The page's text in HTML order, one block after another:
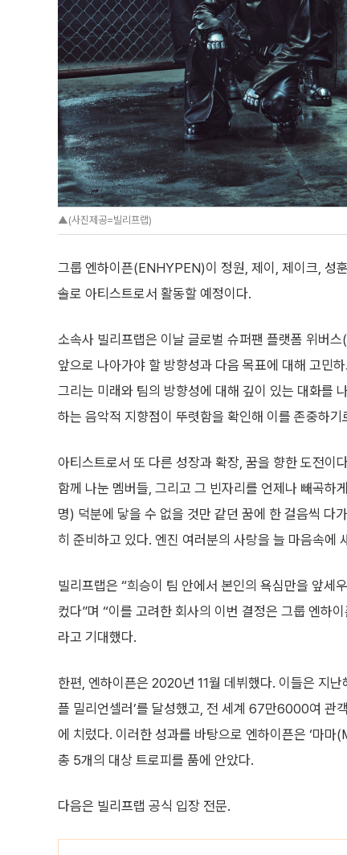
▲(사진제공=빌리프랩)
그룹 엔하이픈(ENHYPEN)이 정원, 제이, 제이크, 성
솔로 아티스트로서 활동할 예정이다.
소속사 빌리프랩은 이날 글로벌 슈퍼팬 플랫폼 위버
앞으로 나아가야 할 방향성과 다음 목표에 대해 고민
그리는 미래와 팀의 방향성에 대해 깊이 있는 대화를
하는 음악적 지향점이 뚜렷함을 확인해 이를 존중하기
아티스트로서 또 다른 성장과 확장, 꿈을 향한 도전이
함께 나눈 멤버들, 그리고 그 빈자리를 언제나 빼곡하
명) 덕분에 닿을 수 없을 것만 같던 꿈에 한 걸음씩 다
히 준비하고 있다. 엔진 여러분의 사랑을 늘 마음속에
빌리프랩은 “희승이 팀 안에서 본인의 욕심만을 앞세
컸다”며 “이를 고려한 회사의 이번 결정은 그룹 엔하
라고 기대했다.
한편, 엔하이픈은 2020년 11월 데뷔했다. 이들은 지
플 밀리언셀러’를 달성했고, 전 세계 67만6000여 관
에 치렀다. 이러한 성과를 바탕으로 엔하이픈은 ‘마마
총 5개의 대상 트로피를 품에 안았다.
다음은 빌리프랩 공식 입장 전문.